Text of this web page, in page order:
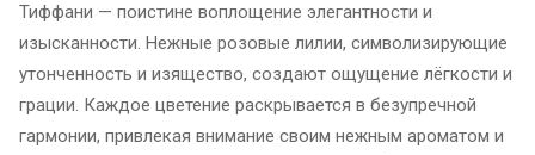
Тиффани — поистине воплощение элегантности и
изысканности. Нежные розовые лилии, символизирующие
утонченность и изящество, создают ощущение лёгкости и
грации. Каждое цветение раскрывается в безупречной
гармонии, привлекая внимание своим нежным ароматом и